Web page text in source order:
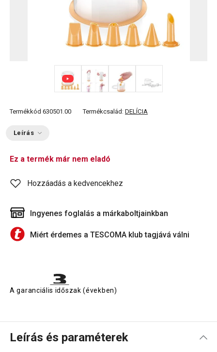
Termékkód 630501.00 Termékcsalád: DELÍCIA
Leírás
Ez a termék már nem eladó
Hozzáadás a kedvencekhez
Ingyenes foglalás a márkaboltjainkban
Miért érdemes a TESCOMA klub tagjává válni
A garanciális időszak (években)
Leírás és paraméterek